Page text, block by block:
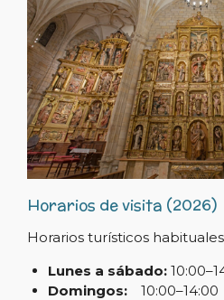
Horarios de visita (2026)
Horarios turísticos
Lunes a sábado:
Domingos:10:00–14:00